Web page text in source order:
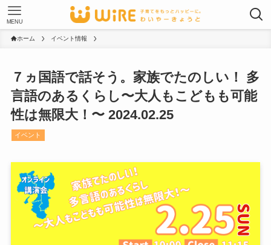
MENU
ホーム イベント情報
７ヵ国語で話そう。家族でたのしい！ 多
言語のあるくらし〜大人もこどもも可能
性は無限大！〜 2024.02.25
イベント